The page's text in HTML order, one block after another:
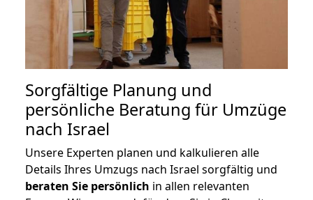
Sorgfältige Planung und
persönliche Beratung für Umzüge
nach Israel
Unsere Experten planen und kalkulieren alle
Details Ihres Umzugs nach Israel sorgfältig und
beraten Sie persönlich in allen relevanten